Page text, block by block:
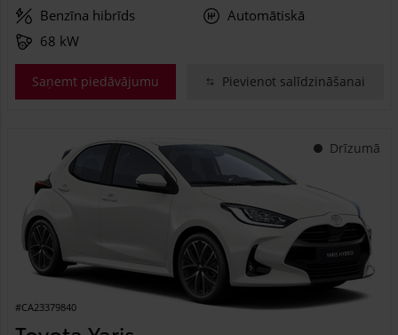
Benzīna hibrīds
Automātiskā
68 kW
Saņemt piedāvājumu Pievienot salīdzināšanai
Drīzumā
#CA23379840